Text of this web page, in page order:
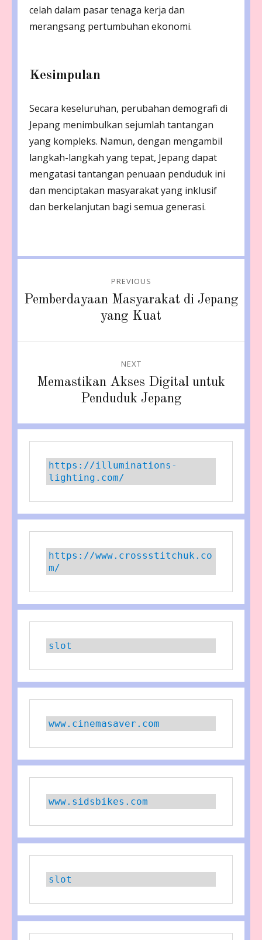
celah dalam pasar tenaga kerja dan
merangsang pertumbuhan ekonomi.
Kesimpulan
Secara keseluruhan, perubahan demografi di
Jepang menimbulkan sejumlah tantangan
yang kompleks. Namun, dengan mengambil
langkah-langkah yang tepat, Jepang dapat
mengatasi tantangan penuaan penduduk ini
dan menciptakan masyarakat yang inklusif
dan berkelanjutan bagi semua generasi.
navigation
PREVIOUS
Previous
Pemberdayaan Masyarakat di Jepang
yang Kuat
NEXT
Memastikan Akses Digital untuk
Penduduk Jepang
https://illuminations-
lighting.com/
https://www.crossstitchuk.co
m/
slot
www.cinemasaver.com
www.sidsbikes.com
slot